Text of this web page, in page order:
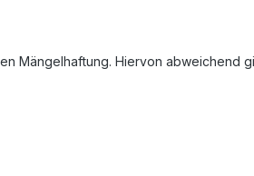
Mängelhaftung. Hiervon abweichend